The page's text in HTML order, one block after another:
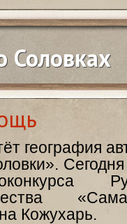
Соловках
география
Кожухарь.